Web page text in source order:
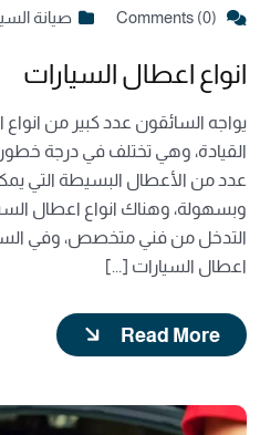
صيانة
انواع اعطال السيارات
يواجه السائقون عدد كبير من انواع
القيادة، وهي تختلف في درجة
عدد من الأعطال البسيطة التي
وبسهولة، وهناك انواع اعطال
التدخل من فني متخصص، وفي
اعطال السيارات [...]
Read More